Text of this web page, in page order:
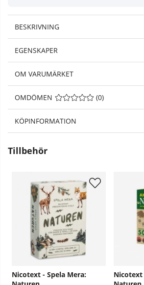
BESKRIVNING
EGENSKAPER
OM VARUMÄRKET
OMDÖMEN MEDELBETYG 0 AV 5 ANTAL
(0)
KÖPINFORMATION
Tillbehör
Nicotext - Spela Mera: